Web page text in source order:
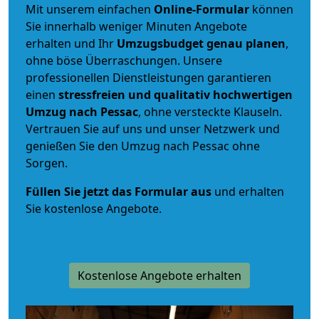
Mit unserem einfachen Online-Formular können
Sie innerhalb weniger Minuten Angebote
erhalten und Ihr Umzugsbudgetgenau planen,
ohne böse Überraschungen. Unsere
professionellen Dienstleistungen garantieren
einen stressfreien und qualitativ hochwertigen
Umzug nach Pessac, ohne versteckte Klauseln.
Vertrauen Sie auf uns und unser Netzwerk und
genießen Sie den Umzug nach Pessac ohne
Sorgen.
Füllen Sie jetzt das Formular aus und erhalten
Sie kostenlose Angebote.
Kostenlose Angebote erhalten